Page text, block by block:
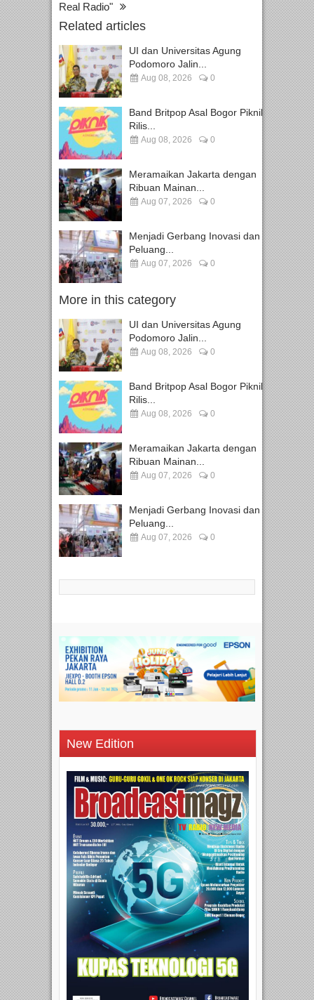
Real Radio"
Related articles
UI dan Universitas Agung
Podomoro Jalin...
Aug 08, 2026 0
Band Britpop Asal Bogor Piknik
Rilis...
Aug 08, 2026 0
Meramaikan Jakarta dengan
Ribuan Mainan...
Aug 07, 2026 0
Menjadi Gerbang Inovasi dan
Peluang...
Aug 07, 2026 0
More in this category
UI dan Universitas Agung
Podomoro Jalin...
Aug 08, 2026 0
Band Britpop Asal Bogor Piknik
Rilis...
Aug 08, 2026 0
Meramaikan Jakarta dengan
Ribuan Mainan...
Aug 07, 2026 0
Menjadi Gerbang Inovasi dan
Peluang...
Aug 07, 2026 0
New Edition